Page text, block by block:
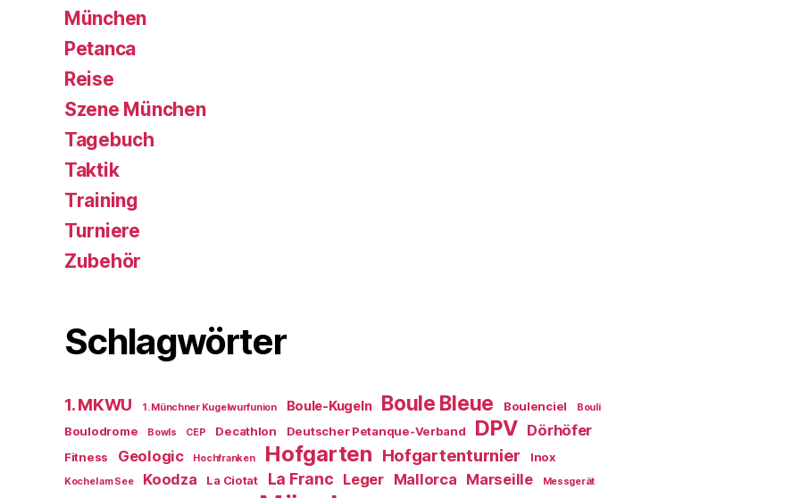
München
Petanca
Reise
Szene München
Tagebuch
Taktik
Training
Turniere
Zubehör
Schlagwörter
1. MKWU 1. Münchner Kugelwurfunion Boule-Kugeln Boule Bleue Boulenciel Bouli
Boulodrome Bowls CEP Decathlon Deutscher Petanque-Verband DPV Dörhöfer
Fitness Geologic Hochfranken Hofgarten Hofgartenturnier Inox
Kochel am See Koodza La Ciotat La Franc Leger Mallorca Marseille Messgerät